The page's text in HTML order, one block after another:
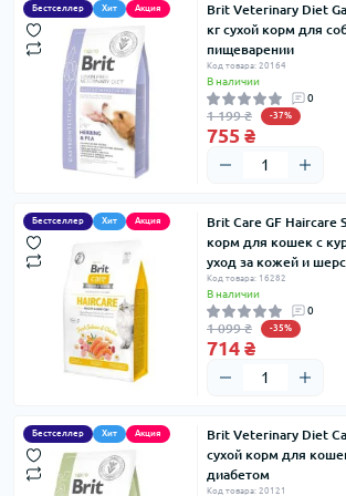
несколько причин, почему стоит
на эту марку:
Гипоаллергенные формулы: Brit
широкий выбор кормов,
потребностей животных с
пищеварением и склонностью к
такие как ягненок, лосось, индейка
Натуральные ингредиенты: В
Care вы найдете только
ингредиенты: мясо, рыбу, овощи,
травы. Никаких искусственных
ароматизаторов и консервантов!
Поддержка здоровья: Формулы Brit
антиоксидантами, которые
иммунитет, здоровье кожи и
Бестселлер Хит Акция
Brit Veterinary Diet
кг сухой корм для
пищеварении
Код товара: 20164
В наличии
0
1 199 ₴ -37%
755 ₴
Бестселлер Хит Акция
Brit Care GF Haircare
корм для кошек c
уход за кожей и
Код товара: 16282
В наличии
0
1 099 ₴ -35%
714 ₴
Бестселлер Хит Акция
Brit Veterinary Diet
сухой корм для
диабетом
Код товара: 20121